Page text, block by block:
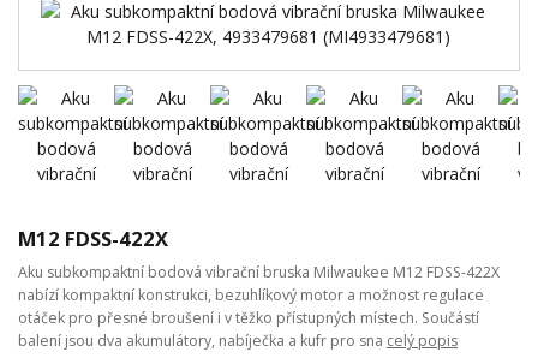
M12 FDSS-422X
Aku subkompaktní bodová vibrační bruska Milwaukee M12 FDSS-422X
nabízí kompaktní konstrukci, bezuhlíkový motor a možnost regulace
otáček pro přesné broušení i v těžko přístupných místech. Součástí
balení jsou dva akumulátory, nabíječka a kufr pro sna celý popis